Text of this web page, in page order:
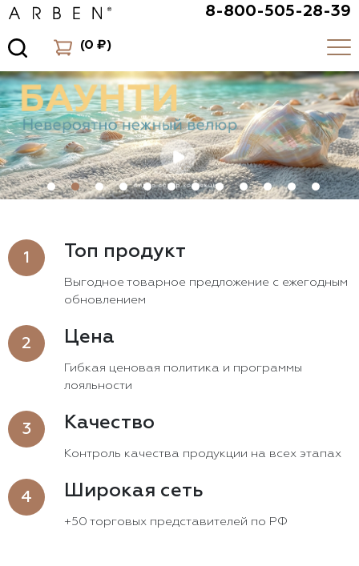
8-800-505-28-39
(0 ₽)
1 2 3 4 5 6 7 8 9 10 11 12
1 Топ продукт
Выгодное товарное предложение с ежегодным
обновлением
2 Цена
Гибкая ценовая политика и программы
лояльности
3 Качество
Контроль качества продукции на всех этапах
4 Широкая сеть
+50 торговых представителей по РФ